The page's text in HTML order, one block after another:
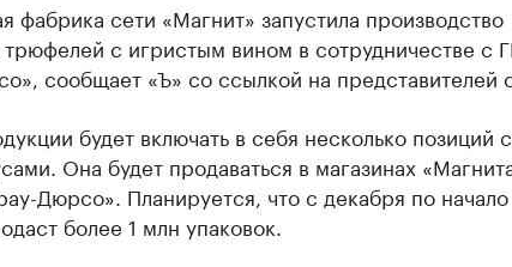
фабрика сети «Магнит» запустила производство
с игристым вином в сотрудничестве с
сообщает «Ъ» со ссылкой на представителей
будет включать в себя несколько позиций с
Она будет продаваться в магазинах
Дюрсо». Планируется, что с декабря по
более 1 млн упаковок.